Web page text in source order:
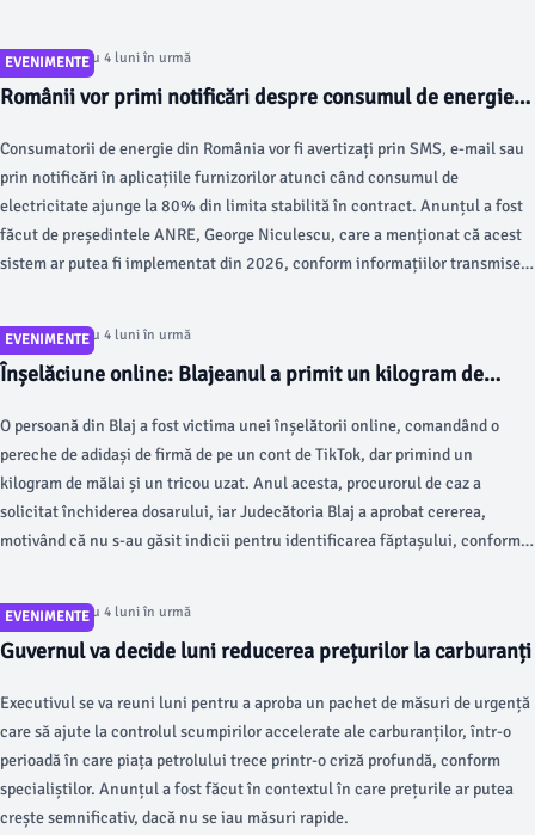
EVENIMENTE
Articol postat cu 4 luni în urmă
Românii vor primi notificări despre consumul de energie
Consumatorii de energie din România vor fi avertizați prin SMS, e-mail sau
prin notificări în aplicațiile furnizorilor atunci când consumul de
electricitate ajunge la 80% din limita stabilită în contract. Anunțul a fost
făcut de președintele ANRE, George Niculescu, care a menționat că acest
sistem ar putea fi implementat din 2026, conform informațiilor transmise
EVENIMENTE
Articol postat cu 4 luni în urmă
Înșelăciune online: Blajeanul a primit un kilogram de
O persoană din Blaj a fost victima unei înșelătorii online, comandând o
pereche de adidași de firmă de pe un cont de TikTok, dar primind un
kilogram de mălai și un tricou uzat. Anul acesta, procurorul de caz a
solicitat închiderea dosarului, iar Judecătoria Blaj a aprobat cererea,
motivând că nu s-au găsit indicii pentru identificarea făptașului, conform
EVENIMENTE
Articol postat cu 4 luni în urmă
Guvernul va decide luni reducerea prețurilor la carburanți
Executivul se va reuni luni pentru a aproba un pachet de măsuri de urgență
care să ajute la controlul scumpirilor accelerate ale carburanților, într-o
perioadă în care piața petrolului trece printr-o criză profundă, conform
specialiștilor. Anunțul a fost făcut în contextul în care prețurile ar putea
crește semnificativ, dacă nu se iau măsuri rapide.